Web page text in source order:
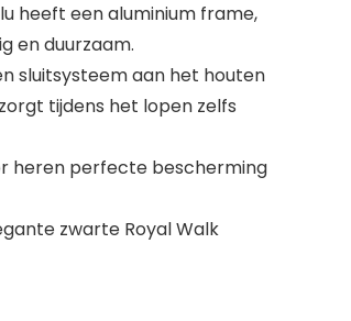
heeft een aluminium frame,
en duurzaam.
sluitsysteem aan het houten
tijdens het lopen zelfs
heren perfecte bescherming
zwarte Royal Walk